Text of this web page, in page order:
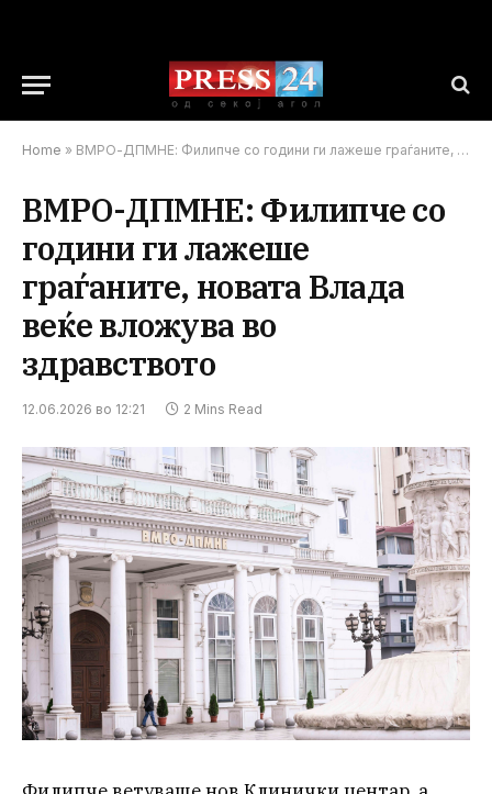
Home » ВМРО-ДПМНЕ: Филипче со години ги лажеше граѓаните, новата Влада веќе вложува во здравството
ВМРО-ДПМНЕ: Филипче со
години ги лажеше
граѓаните, новата Влада
веќе вложува во
здравството
12.06.2026 во 12:21 2 Mins Read